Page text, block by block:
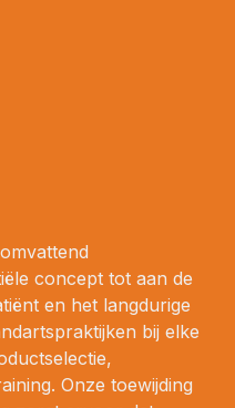
concept tot aan de
en het langdurige
bij elke
Onze toewijding